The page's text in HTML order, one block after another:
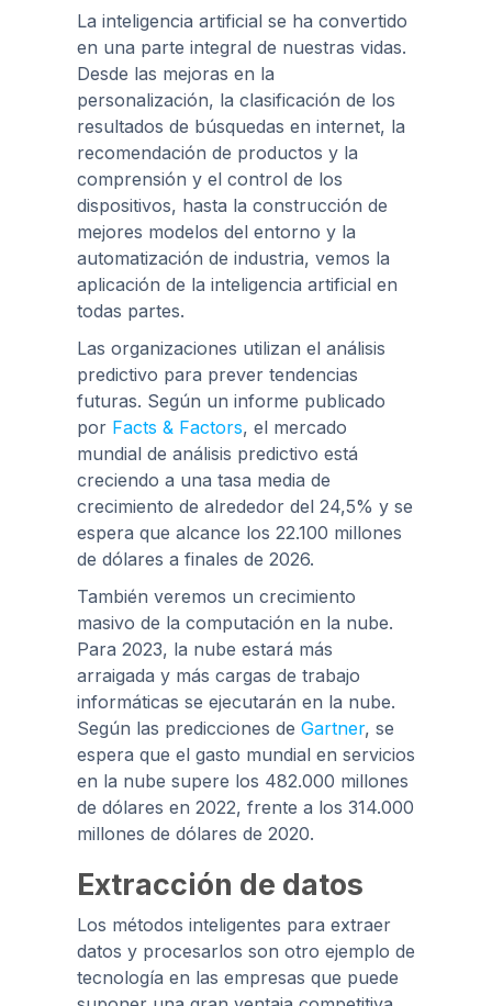
La inteligencia artificial se ha convertido
en una parte integral de nuestras vidas.
Desde las mejoras en la
personalización, la clasificación de los
resultados de búsquedas en internet, la
recomendación de productos y la
comprensión y el control de los
dispositivos, hasta la construcción de
mejores modelos del entorno y la
automatización de industria, vemos la
aplicación de la inteligencia artificial en
todas partes.
Las organizaciones utilizan el análisis
predictivo para prever tendencias
futuras. Según un informe publicado
por Facts & Factors, el mercado
mundial de análisis predictivo está
creciendo a una tasa media de
crecimiento de alrededor del 24,5% y se
espera que alcance los 22.100 millones
de dólares a finales de 2026.
También veremos un crecimiento
masivo de la computación en la nube.
Para 2023, la nube estará más
arraigada y más cargas de trabajo
informáticas se ejecutarán en la nube.
Según las predicciones de Gartner, se
espera que el gasto mundial en servicios
en la nube supere los 482.000 millones
de dólares en 2022, frente a los 314.000
millones de dólares de 2020.
Extracción de datos
Los métodos inteligentes para extraer
datos y procesarlos son otro ejemplo de
tecnología en las empresas que puede